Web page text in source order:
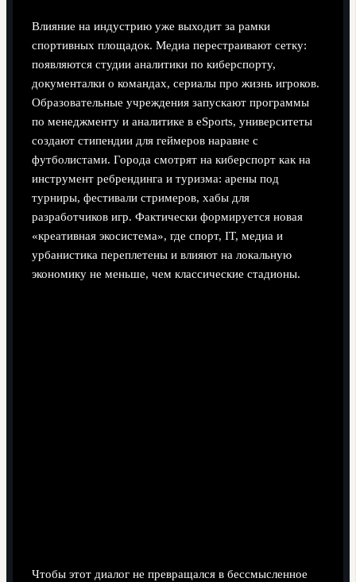
Влияние на индустрию уже выходит за рамки
спортивных площадок. Медиа перестраивают сетку:
появляются студии аналитики по киберспорту,
документалки о командах, сериалы про жизнь игроков.
Образовательные учреждения запускают программы
по менеджменту и аналитике в eSports, университеты
создают стипендии для геймеров наравне с
футболистами. Города смотрят на киберспорт как на
инструмент ребрендинга и туризма: арены под
турниры, фестивали стримеров, хабы для
разработчиков игр. Фактически формируется новая
«креативная экосистема», где спорт, IT, медиа и
урбанистика переплетены и влияют на локальную
экономику не меньше, чем классические стадионы.
Чтобы этот диалог не превращался в бессмысленное